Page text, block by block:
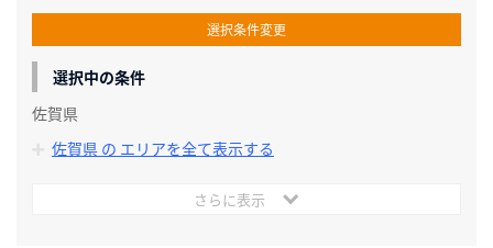
選択条件変更
選択中の条件
佐賀県
佐賀県 の エリアを全て表示する
さらに表示